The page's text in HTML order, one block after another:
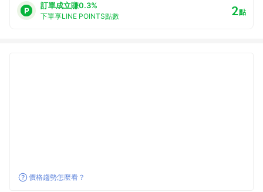
訂單成立賺0.3%
下單享LINE POINTS點數 2點
價格趨勢怎麼看？